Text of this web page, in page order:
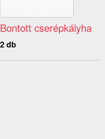
Bontott cserépkályha
2 db